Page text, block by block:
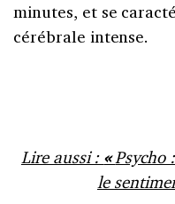
minutes, et se
cérébrale intense.
Lire aussi : «Psycho
le